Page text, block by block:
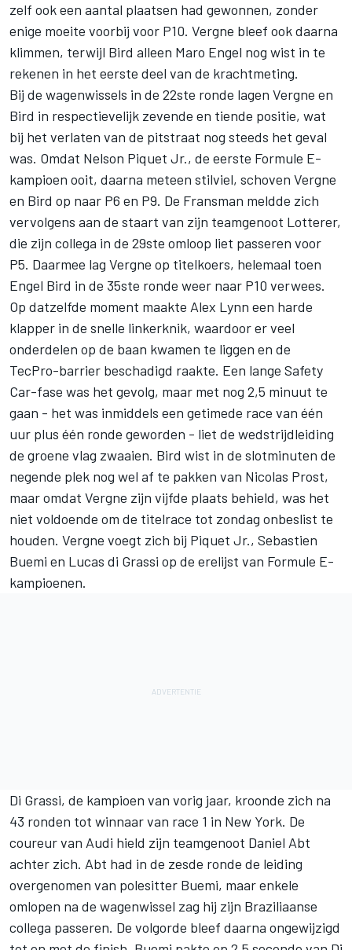
zelf ook een aantal plaatsen had gewonnen, zonder
enige moeite voorbij voor P10. Vergne bleef ook daarna
klimmen, terwijl Bird alleen Maro Engel nog wist in te
rekenen in het eerste deel van de krachtmeting.
Bij de wagenwissels in de 22ste ronde lagen Vergne en
Bird in respectievelijk zevende en tiende positie, wat
bij het verlaten van de pitstraat nog steeds het geval
was. Omdat Nelson Piquet Jr., de eerste Formule E-
kampioen ooit, daarna meteen stilviel, schoven Vergne
en Bird op naar P6 en P9. De Fransman meldde zich
vervolgens aan de staart van zijn teamgenoot Lotterer,
die zijn collega in de 29ste omloop liet passeren voor
P5. Daarmee lag Vergne op titelkoers, helemaal toen
Engel Bird in de 35ste ronde weer naar P10 verwees.
Op datzelfde moment maakte Alex Lynn een harde
klapper in de snelle linkerknik, waardoor er veel
onderdelen op de baan kwamen te liggen en de
TecPro-barrier beschadigd raakte. Een lange Safety
Car-fase was het gevolg, maar met nog 2,5 minuut te
gaan - het was inmiddels een getimede race van één
uur plus één ronde geworden - liet de wedstrijdleiding
de groene vlag zwaaien. Bird wist in de slotminuten de
negende plek nog wel af te pakken van Nicolas Prost,
maar omdat Vergne zijn vijfde plaats behield, was het
niet voldoende om de titelrace tot zondag onbeslist te
houden. Vergne voegt zich bij Piquet Jr., Sebastien
Buemi en Lucas di Grassi op de erelijst van Formule E-
kampioenen.
Di Grassi, de kampioen van vorig jaar, kroonde zich na
43 ronden tot winnaar van race 1 in New York. De
coureur van Audi hield zijn teamgenoot Daniel Abt
achter zich. Abt had in de zesde ronde de leiding
overgenomen van polesitter Buemi, maar enkele
omlopen na de wagenwissel zag hij zijn Braziliaanse
collega passeren. De volgorde bleef daarna ongewijzigd